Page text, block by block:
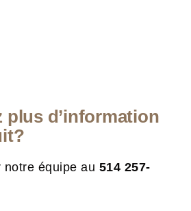
plus d’information
équipe au 514 257-